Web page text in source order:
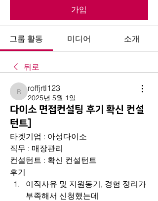
가입
그룹 활동 미디어 소개
뒤로
roffjrtl123
roffjrtl123
2025년 5월 1일
다이소 면접컨설팅 후기 확신 컨설
턴트]
타겟기업 : 아성다이소
직무 : 매장관리
컨설턴트 : 확신 컨설턴트
후기
이직사유 및 지원동기, 경험 정리가
부족해서 신청했는데